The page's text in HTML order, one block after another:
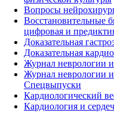
Вопросы
Восстановительные
цифровая и
Доказательная
Доказательная
Журнал неврологии
Журнал неврологии
Спецвыпуски
Кардиологический
Кардиология и